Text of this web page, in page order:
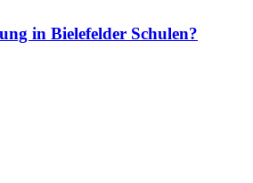
in Bielefelder Schulen?